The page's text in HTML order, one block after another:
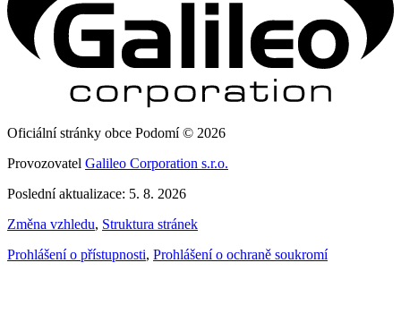
Oficiální stránky obce Podomí © 2026
Provozovatel Galileo Corporation s.r.o.
Poslední aktualizace: 5. 8. 2026
Změna vzhledu, Struktura stránek
Prohlášení o přístupnosti, Prohlášení o ochraně soukromí